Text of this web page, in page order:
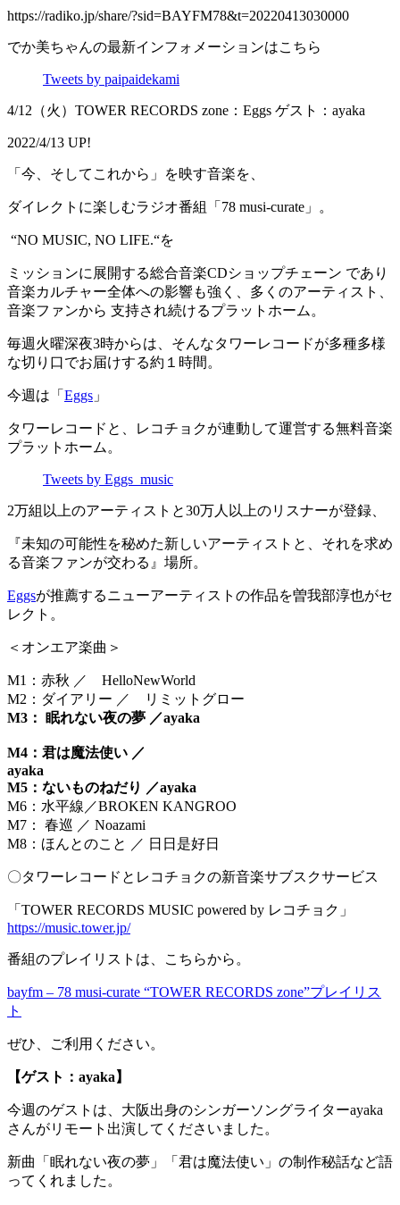
https://radiko.jp/share/?sid=BAYFM78&t=20220413030000
でか美ちゃんの最新インフォメーションはこちら
Tweets by paipaidekami
4/12（火）TOWER RECORDS zone：Eggs ゲスト：ayaka
2022/4/13 UP!
「今、そしてこれから」を映す音楽を、
ダイレクトに楽しむラジオ番組「78 musi-curate」。
“NO MUSIC, NO LIFE.“を
ミッションに展開する総合音楽CDショップチェーン であり
音楽カルチャー全体への影響も強く、多くのアーティスト、
音楽ファンから 支持され続けるプラットホーム。
毎週火曜深夜3時からは、そんなタワーレコードが多種多様
な切り口でお届けする約１時間。
今週は「 Eggs 」
タワーレコードと、レコチョクが連動して運営する無料音楽
プラットホーム。
Tweets by Eggs_music
2万組以上のアーティストと30万人以上のリスナーが登録、
『未知の可能性を秘めた新しいアーティストと、それを求め
る音楽ファンが交わる』場所。
Eggsが推薦するニューアーティストの作品を曽我部淳也がセ
レクト。
＜オンエア楽曲＞
M1：赤秋 ／ HelloNewWorld
M2：ダイアリー ／ リミットグロー
M3： 眠れない夜の夢 ／ayaka
M4：君は魔法使い ／
ayaka
M5：ないものねだり ／ayaka
M6：水平線／BROKEN KANGROO
M7： 春巡 ／ Noazami
M8：ほんとのこと ／ 日日是好日
〇タワーレコードとレコチョクの新音楽サブスクサービス
「TOWER RECORDS MUSIC powered by レコチョク」
https://music.tower.jp/
番組のプレイリストは、こちらから。
bayfm – 78 musi-curate “TOWER RECORDS zone”プレイリス
ト
ぜひ、ご利用ください。
【ゲスト：ayaka】
今週のゲストは、大阪出身のシンガーソングライターayaka
さんがリモート出演してくださいました。
新曲「眠れない夜の夢」「君は魔法使い」の制作秘話など語
ってくれました。